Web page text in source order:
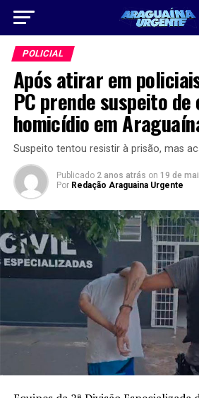
POLICIAL
Após atirar em
PC prende suspeito
homicídio em
Suspeito tentou resistir à prisão, mas
Publicado 2 anos atrás on 19 de
Por Redação Araguaina Urgente